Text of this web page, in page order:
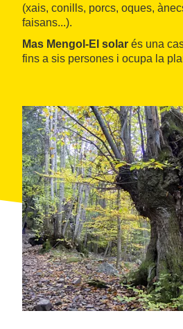
(xais, conills, porcs, oques,
faisans...).
Mas Mengol-El solar és una
fins a sis persones i ocupa la